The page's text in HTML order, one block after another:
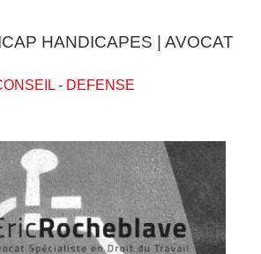
HANDICAPES | AVOCAT
- DEFENSE